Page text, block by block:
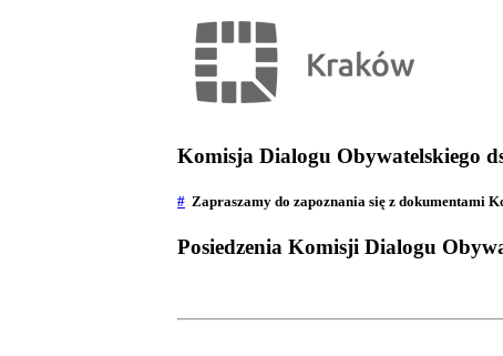
Komisja Dialogu Obywatelskiego
# Zapraszamy do zapoznania się z dokumentami
Posiedzenia Komisji Dialogu